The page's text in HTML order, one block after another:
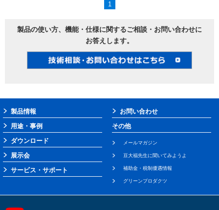
1
製品の使い方、機能・仕様に関するご相談・お問い合わせに
お答えします。
製品情報
用途・事例
ダウンロード
展示会
サービス・サポート
お問い合わせ
その他
メールマガジン
豆大福先生に聞いてみようよ
補助金・税制優遇情報
グリーンプロダクツ